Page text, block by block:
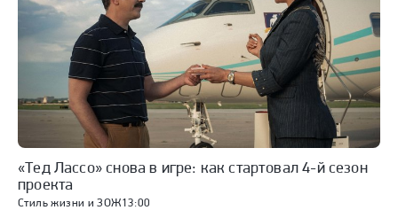
Стиль жизни и ЗОЖ13:00
«Тед Лассо» снова в игре: как стартовал 4-й сезон
проекта